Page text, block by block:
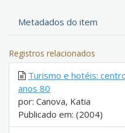
Metadados do item
Registros relacionados
Turismo e hotéis:
anos 80
por: Canova, Katia
Publicado em: (2004)